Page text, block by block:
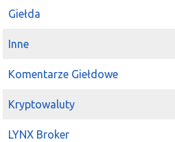
Giełda
Inne
Komentarze Giełdowe
Kryptowaluty
LYNX Broker